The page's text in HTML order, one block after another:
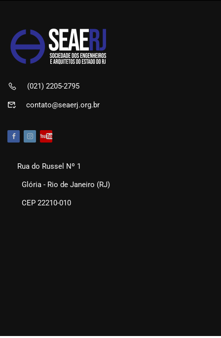
(021) 2205-2795
contato@seaerj.org.br
Rua do Russel Nº 1
Glória - Rio de Janeiro (RJ)
CEP 22210-010